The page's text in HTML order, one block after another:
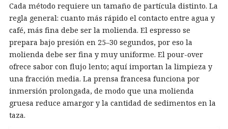
Cada método requiere un tamaño de partícula distinto. La
regla general: cuanto más rápido el contacto entre agua y
café, más fina debe ser la molienda. El espresso se
prepara bajo presión en 25–30 segundos, por eso la
molienda debe ser fina y muy uniforme. El pour-over
ofrece sabor con flujo lento; aquí importan la limpieza y
una fracción media. La prensa francesa funciona por
inmersión prolongada, de modo que una molienda
gruesa reduce amargor y la cantidad de sedimentos en la
taza.